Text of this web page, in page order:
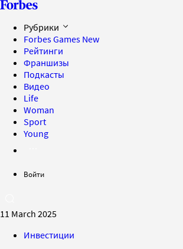
Рубрики
Forbes Games New
Рейтинги
Франшизы
Подкасты
Видео
Life
Woman
Sport
Young
Войти
11 March 2025
Инвестиции